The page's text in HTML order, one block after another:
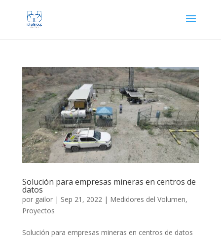
Solución para empresas mineras en centros de
datos
por gailor| Sep 21, 2022| Medidores del Volumen,
Proyectos
Solución para empresas mineras en centros de datos